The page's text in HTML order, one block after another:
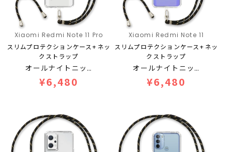
Xiaomi Redmi Note 11 Pro
スリムプロテクションケース+ネッ
クストラップ
オールナイトニッ…
¥6,480
Xiaomi Redmi Note 11
スリムプロテクションケース+ネッ
クストラップ
オールナイトニッ…
¥6,480